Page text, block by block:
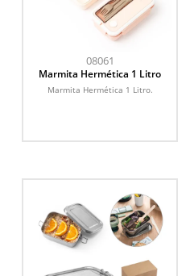
08061
Marmita Hermética 1 Litro
Marmita Hermética 1 Litro.